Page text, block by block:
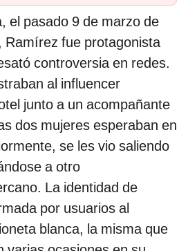
el pasado 9 de marzo de
Ramírez fue protagonista
controversia en redes.
al influencer
junto a un acompañante
dos mujeres esperaban en
se les vio saliendo
a otro
La identidad de
por usuarios al
blanca, la misma que